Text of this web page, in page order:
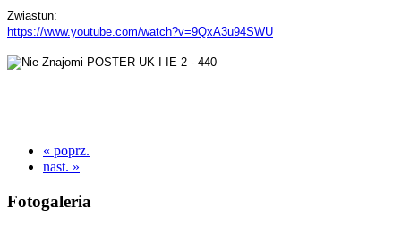
Zwiastun:
https://www.youtube.com/watch?v=9QxA3u94SWU
« poprz.
nast. »
Fotogaleria